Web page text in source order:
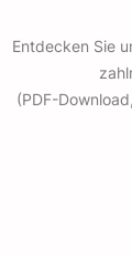
Entdecken Sie
(PDF-